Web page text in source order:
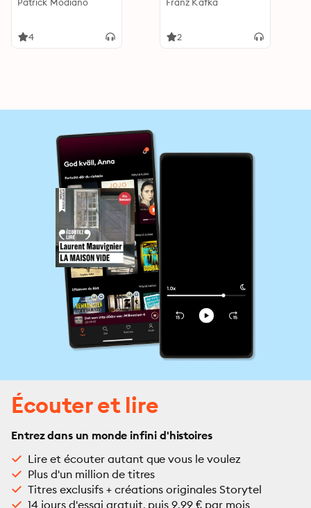
4 2
Écouter et lire
Entrez dans un monde infini d'histoires
Lire et écouter autant que vous le voulez
Plus d'un million de titres
Titres exclusifs + créations originales Storytel
14 jours d'essai gratuit, puis 9,99 € par mois